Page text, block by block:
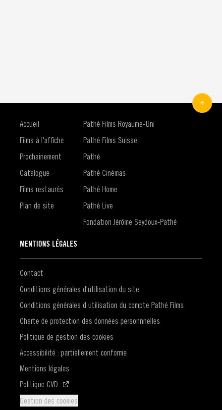
Accueil
Films à l'affiche
Prochainement
Catalogue
Films restaurés
Plan de site
Pathé Films Royaume-Uni
Pathé Films Suisse
Pathé
Pathé Cinémas
Pathé Home
Pathé Live
Fondation Jérôme Seydoux-Pathé
MENTIONS LÉGALES
Contact
Conditions générales d'utilisation du site
Conditions générales d utilisation du compte Pathé Films
Charte de protection des données personnnelles
Politique de gestion des cookies
Accessibilité : partiellement conforme
Mentions légales
Politique CVD (S'ouvre dans une nouvelle fenêtre)
Gestion des cookies